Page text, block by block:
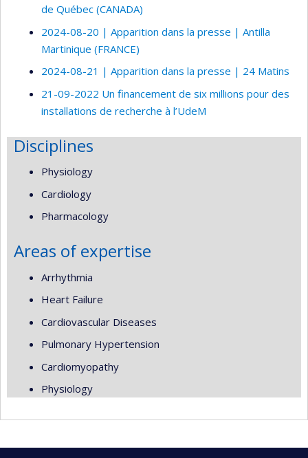
de Québec (CANADA)
2024-08-20 | Apparition dans la presse | Antilla
Martinique (FRANCE)
2024-08-21 | Apparition dans la presse | 24 Matins
21-09-2022 Un financement de six millions pour des
installations de recherche à l’UdeM
Disciplines
Physiology
Cardiology
Pharmacology
Areas of expertise
Arrhythmia
Heart Failure
Cardiovascular Diseases
Pulmonary Hypertension
Cardiomyopathy
Physiology